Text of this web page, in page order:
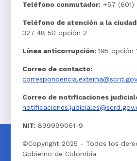
Teléfono conmutador: +57
Teléfono de atención a la
327 48 50 opción 2
Línea anticorrupción:195 opción
Correo de contacto:
Correo de notificaciones
NIT: 899999061-9
©Copyright 2025 - Todos los
Gobierno de Colombia